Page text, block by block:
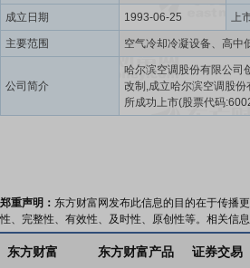
嵩山路26号楼
成立日期 1993-06-25 上
主要范围
公司简介
哈尔滨空调股份有限公司
改制,成立哈尔滨空调股
所成功上市(股票代码
电站空冷凝汽器系统、核
年研制成功石化空冷器
填补了国家54项产品空白
了众多优秀人才。哈空调
站空冷凝汽器系统涵盖
主要应用于炼化行业、煤
郑重声明： 东方财富网发布此信息的目的在于传播
性、完整性、有效性、及时性、原创性等。相关信
东方财富 东方财富产品 证券交易